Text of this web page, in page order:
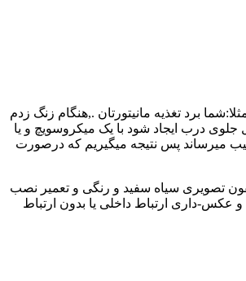
برد تغذیه مانیتورتان .,هنگام زنگ زدم
درب ایجاد شود با یک میکروسویچ و یا
میرساند پس نتیجه میگیریم که درصورت
تصویری سیاه سفید و رنگی و تعمیر نصب
داری ارتباط داخلی یا بدون ارتباط